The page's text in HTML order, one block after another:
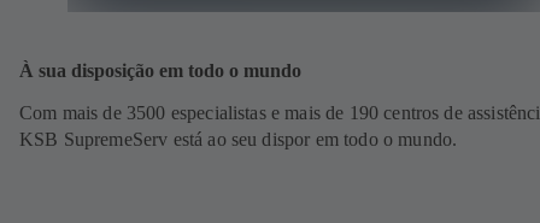
À sua disposição em todo o mundo
Com mais de 3500 especialistas e mais de 190 centros de
KSB SupremeServ está ao seu dispor em todo o mundo.